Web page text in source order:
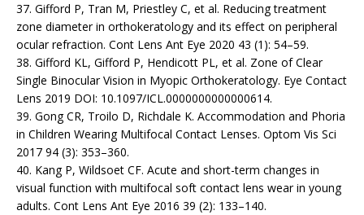
37. Gifford P, Tran M, Priestley C, et al. Reducing treatment
zone diameter in orthokeratology and its effect on peripheral
ocular refraction. Cont Lens Ant Eye 2020 43 (1): 54–59.
38. Gifford KL, Gifford P, Hendicott PL, et al. Zone of Clear
Single Binocular Vision in Myopic Orthokeratology. Eye Contact
Lens 2019 DOI: 10.1097/ICL.0000000000000614.
39. Gong CR, Troilo D, Richdale K. Accommodation and Phoria
in Children Wearing Multifocal Contact Lenses. Optom Vis Sci
2017 94 (3): 353–360.
40. Kang P, Wildsoet CF. Acute and short-term changes in
visual function with multifocal soft contact lens wear in young
adults. Cont Lens Ant Eye 2016 39 (2): 133–140.